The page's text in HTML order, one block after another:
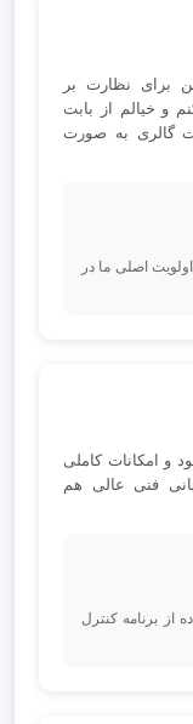
برای نظارت بر
و خیالم از بابت
گالری به صورت
اصلی ما در
و امکانات کاملی
فنی عالی هم
از برنامه کنترل